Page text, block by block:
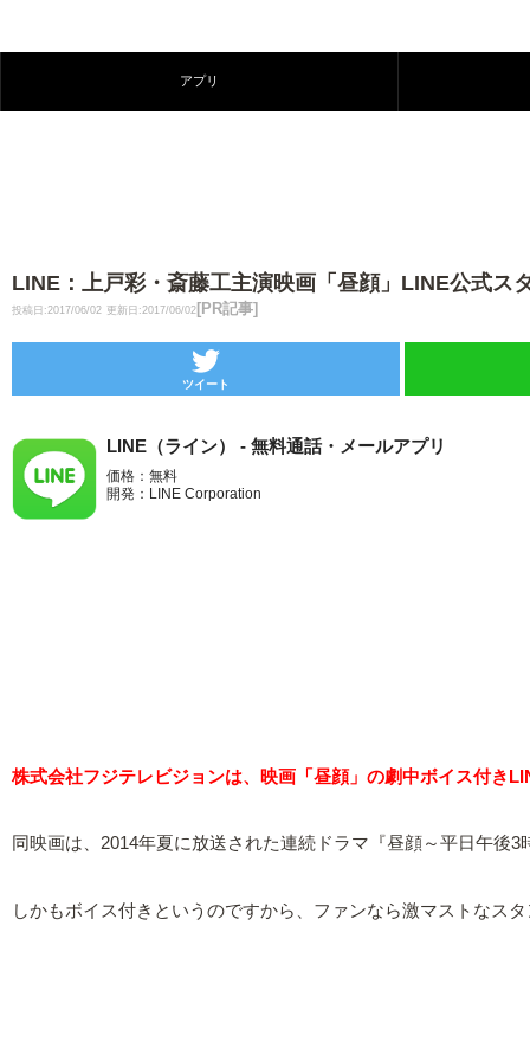
アプリ
LINE：上戸彩・斎藤工主演映画「昼顔」LINE公式ス
投稿日:2017/06/02 更新日:2017/06/02 [PR記事]
ツイート
LINE（ライン） - 無料通話・メールアプリ
価格：無料
開発：LINE Corporation
株式会社フジテレビジョンは、映画「昼顔」の劇中ボイス付き
同映画は、2014年夏に放送された連続ドラマ『昼顔～平日午後
しかもボイス付きというのですから、ファンなら激マストなスタ